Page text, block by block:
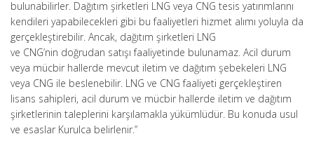
bulunabilirler. Dağıtım şirketleri LNG veya CNG tesis yatırımlarını
kendileri yapabilecekleri gibi bu faaliyetleri hizmet alımı yoluyla da
gerçekleştirebilir. Ancak, dağıtım şirketleri LNG
ve CNG’nin doğrudan satışı faaliyetinde bulunamaz. Acil durum
veya mücbir hallerde mevcut iletim ve dağıtım şebekeleri LNG
veya CNG ile beslenebilir. LNG ve CNG faaliyeti gerçekleştiren
lisans sahipleri, acil durum ve mücbir hallerde iletim ve dağıtım
şirketlerinin taleplerini karşılamakla yükümlüdür. Bu konuda usul
ve esaslar Kurulca belirlenir.”